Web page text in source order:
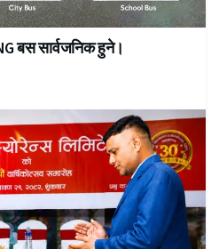
बस सार्वजनिक हुने।